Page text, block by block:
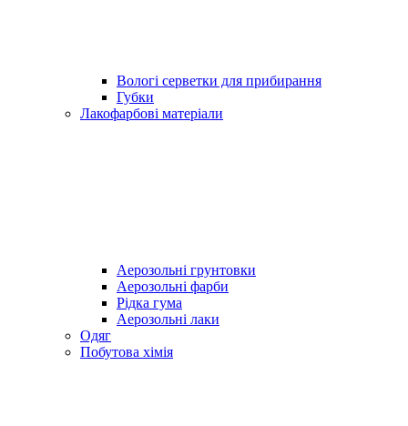
Вологі серветки для прибирання
Губки
Лакофарбові матеріали
Аерозольні грунтовки
Аерозольні фарби
Рідка гума
Аерозольні лаки
Одяг
Побутова хімія